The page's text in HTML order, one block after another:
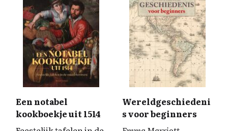
Een notabel
kookboekje uit 1514
Wereldgeschiedeni
s voor beginners